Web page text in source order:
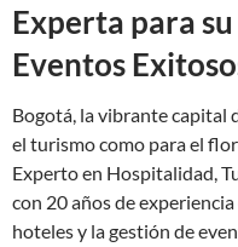
Experta para
Eventos
Bogotá, la vibrante capital
el turismo como para el
Experto en Hospitalidad,
con 20 años de
hoteles y la gestión de